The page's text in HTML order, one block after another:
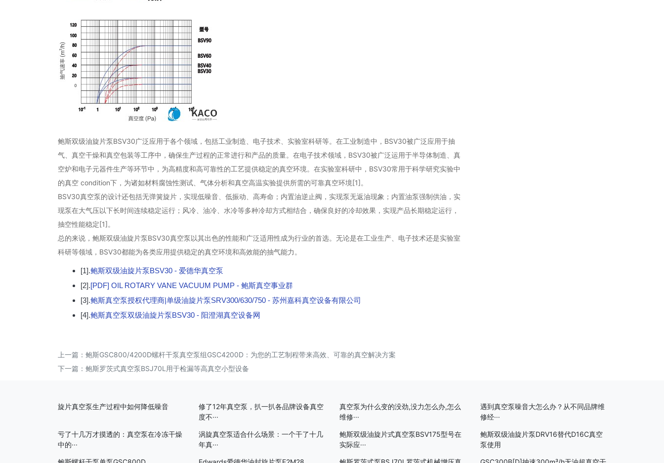
鲍斯双级油旋片泵BSV30广泛应用于各个领域，包括工业制造、电子技术、实验室科研等。在工业制造中，BSV30被广泛应用于抽
气、真空干燥和真空包装等工序中，确保生产过程的正常进行和产品的质量。在电子技术领域，BSV30被广泛运用于半导体制造、真
空炉和电子元器件生产等环节中，为高精度和高可靠性的工艺提供稳定的真空环境。在实验室科研中，BSV30常用于科学研究实验中
的真空 condition下，为诸如材料腐蚀性测试、气体分析和真空高温实验提供所需的可靠真空环境[1]。
BSV30真空泵的设计还包括无弹簧旋片，实现低噪音、低振动、高寿命；内置油逆止阀，实现泵无返油现象；内置油泵强制供油，实
现泵在大气压以下长时间连续稳定运行；风冷、油冷、水冷等多种冷却方式相结合，确保良好的冷却效果，实现产品长期稳定运行，
抽空性能稳定[1]。
总的来说，鲍斯双级油旋片泵BSV30真空泵以其出色的性能和广泛适用性成为行业的首选。无论是在工业生产、电子技术还是实验室
科研等领域，BSV30都能为各类应用提供稳定的真空环境和高效能的抽气能力。
[1].鲍斯双级油旋片泵BSV30 - 爱德华真空泵
[2].[PDF] OIL ROTARY VANE VACUUM PUMP - 鲍斯真空事业群
[3].鲍斯真空泵授权代理商|单级油旋片泵SRV300/630/750 - 苏州嘉科真空设备有限公司
[4].鲍斯真空泵双级油旋片泵BSV30 - 阳澄湖真空设备网
上一篇： 鲍斯GSC800/4200D螺杆干泵真空泵组GSC4200D：为您的工艺制程带来高效、可靠的真空解决方案
下一篇： 鲍斯罗茨式真空泵BSJ70L用于检漏等高真空小型设备
旋片真空泵生产过程中如何降低噪音
修了12年真空泵，扒一扒各品牌设备真空
度不···
真空泵为什么变的没劲,没力怎么办,怎么
维修···
遇到真空泵噪音大怎么办？从不同品牌维
修经···
亏了十几万才摸透的：真空泵在冷冻干燥
中的···
涡旋真空泵适合什么场景：一个干了十几
年真···
鲍斯双级油旋片式真空泵BSV175型号在
实际应···
鲍斯双级油旋片泵DRV16替代D16C真空
泵使用